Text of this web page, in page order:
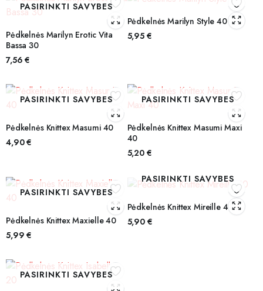
PASIRINKTI SAVYBES
Pėdkelnės Marilyn Erotic Vita
Bassa 30
7,56€
Pėdkelnės Marilyn Style 40
5,95 €
PASIRINKTI SAVYBES
Pėdkelnės Knittex Masumi 40
4,90€
PASIRINKTI SAVYBES
Pėdkelnės Knittex Masumi Maxi
40
5,20 €
PASIRINKTI SAVYBES
Pėdkelnės Knittex Maxielle 40
5,99€
PASIRINKTI SAVYBES
Pėdkelnės Knittex Mireille 40
5,90 €
PASIRINKTI SAVYBES